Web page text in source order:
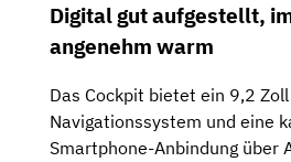
Digital gut aufgestellt,
angenehm warm
Das Cockpit bietet ein 9,2
Navigationssystem und eine
Smartphone-Anbindung über